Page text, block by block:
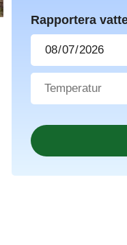
Rapportera